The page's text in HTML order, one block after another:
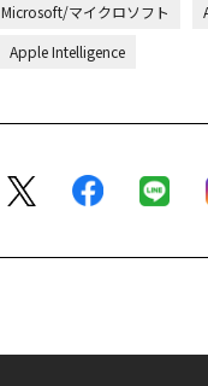
Microsoft/マイクロソフト
Apple Intelligence